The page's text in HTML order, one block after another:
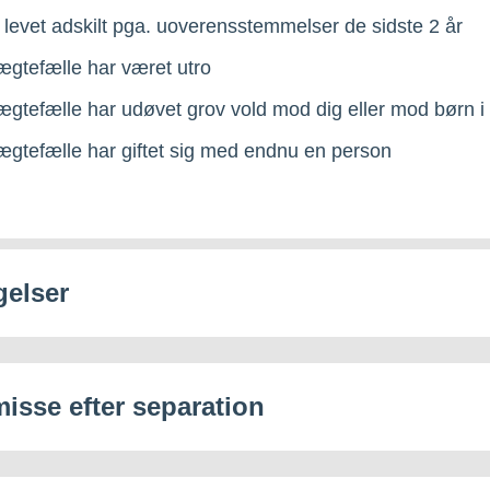
levet adskilt pga. uoverensstemmelser de sidste 2 år
har været utro
har udøvet grov vold mod dig eller mod børn i
har giftet sig med endnu en person
efter separation